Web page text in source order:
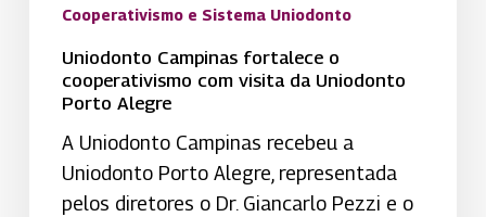
Cooperativismo e Sistema Uniodonto
Uniodonto Campinas fortalece o
cooperativismo com visita da Uniodonto
Porto Alegre
A Uniodonto Campinas recebeu a
Uniodonto Porto Alegre, representada
pelos diretores o Dr. Giancarlo Pezzi e o